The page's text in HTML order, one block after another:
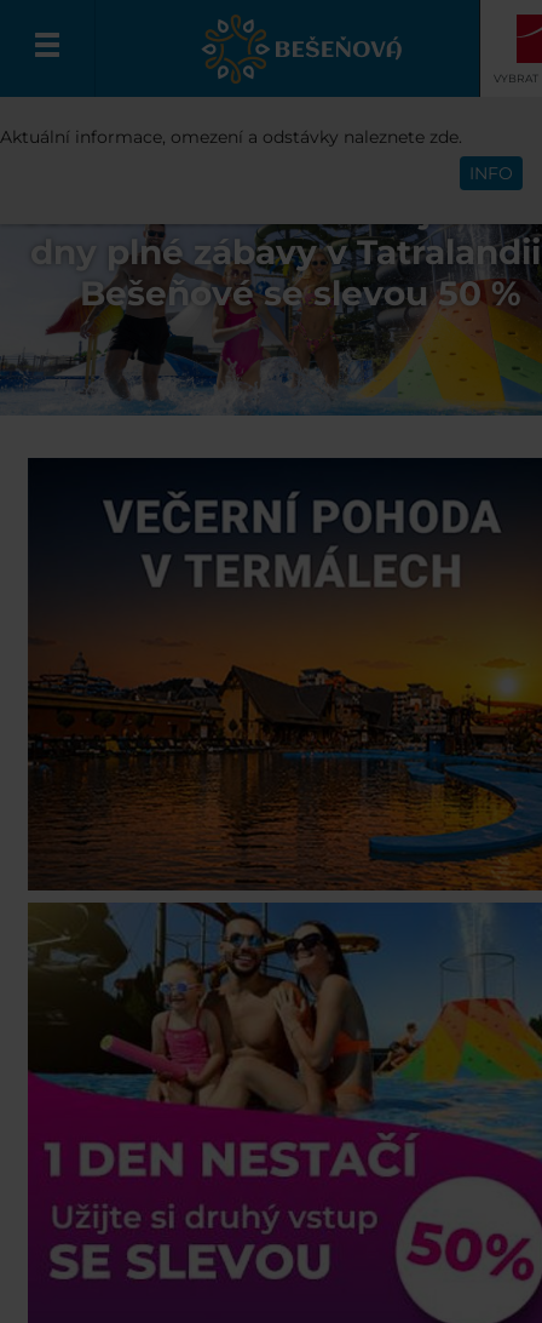
Čeština
VYBRAT
dny plné zábavy v
Bešeňové se slevou 50 %
Aktuální informace, omezení a odstávky naleznete zde.
INFO